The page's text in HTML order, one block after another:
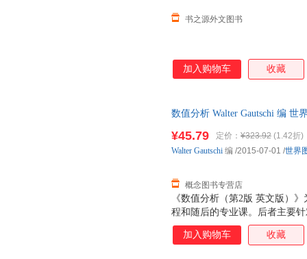
书之源外文图书
加入购物车 收藏
数值分析 Walter Gautschi 编
《数值分析（第2版 英文版）
程和随后的专业课。后者主要
增添一些与复变函数论、多维
程相关的课题。作者感觉当前
¥45.79 定价： ¥323.92 (1.42折)
概念图书专营店
Walter Gautschi 编 /2015-07-01 /世界
加入购物车 收藏